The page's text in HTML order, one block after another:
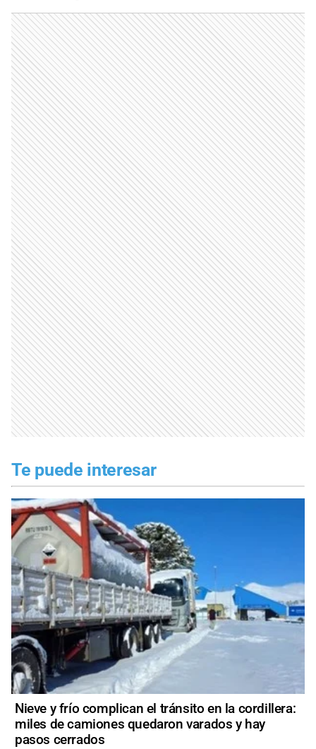
Te puede interesar
Nieve y frío complican el tránsito en la cordillera:
miles de camiones quedaron varados y hay
pasos cerrados